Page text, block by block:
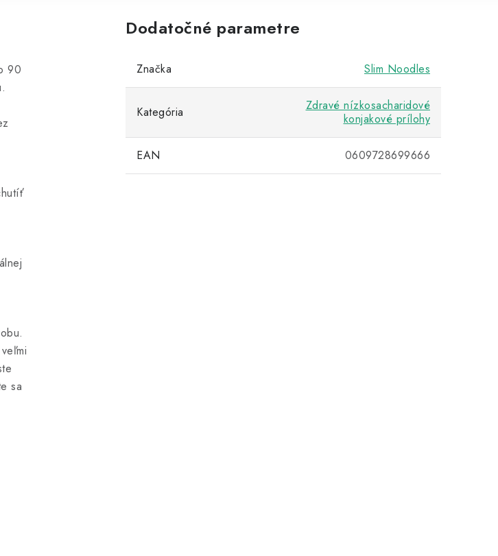
90
sa
Dodatočné parametre
Značka Slim Noodles
Kategória
Zdravé nízkosacharidové
konjakové prílohy
EAN 0609728699666